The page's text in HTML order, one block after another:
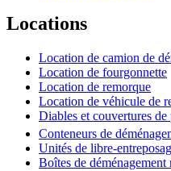
Locations
Location de camion de
Location de fourgonnette
Location de remorque
Location de véhicule de
Diables et couvertures de
Conteneurs de
Unités de libre-
Boîtes de